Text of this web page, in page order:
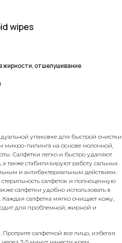
wipes
жирности, отшелушивание
упаковке для быстрой очистки
микро-пилинга на основе молочной,
Салфетки легко и быстро удаляют
также стабилизируют работу сальных
и антибактериальным действием.
салфеток и полноценную
салфетки удобно использовать в
салфетка мягко очищает кожу,
для проблемной, жирной и
салфеткой все лицо, избегая